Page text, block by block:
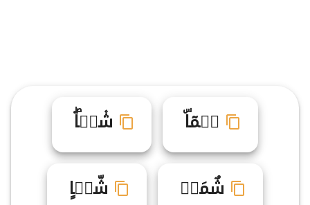
شࣺمٓاۜ ش۫مࣳاۖ
شٌمَا۬ شّم۬اٍ